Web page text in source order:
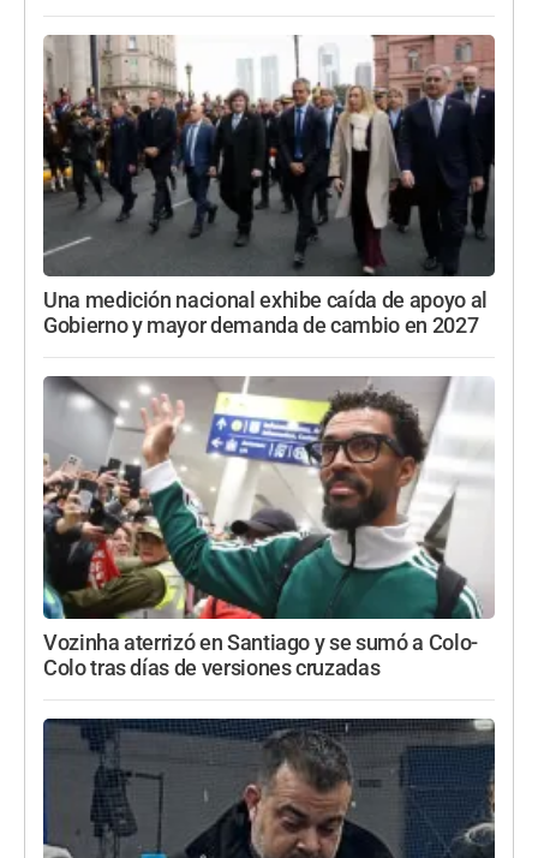
Una medición nacional exhibe caída de apoyo al
Gobierno y mayor demanda de cambio en 2027
Vozinha aterrizó en Santiago y se sumó a Colo-
Colo tras días de versiones cruzadas